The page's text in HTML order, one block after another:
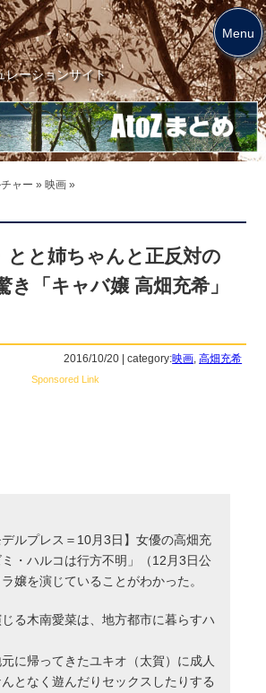
レーションサイト
ャー » 映画 »
とと姉ちゃんと正反対の
き「キャバ嬢 高畑充希」
2016/10/20 | category:映画 ,高畑充希
Sponsored Link
デルプレス＝10月3日】女優の高畑充
・ハルコは行方不明」（12月3日公
嬢を演じていることがわかった。
る木南愛菜は、地方都市に暮らすハ
に帰ってきたユキオ（太賀）に成人
となく遊んだりセックスしたりする
Menu